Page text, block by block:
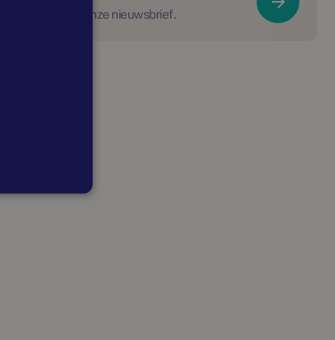
Schrijf je in voor onze nieuwsbrief.